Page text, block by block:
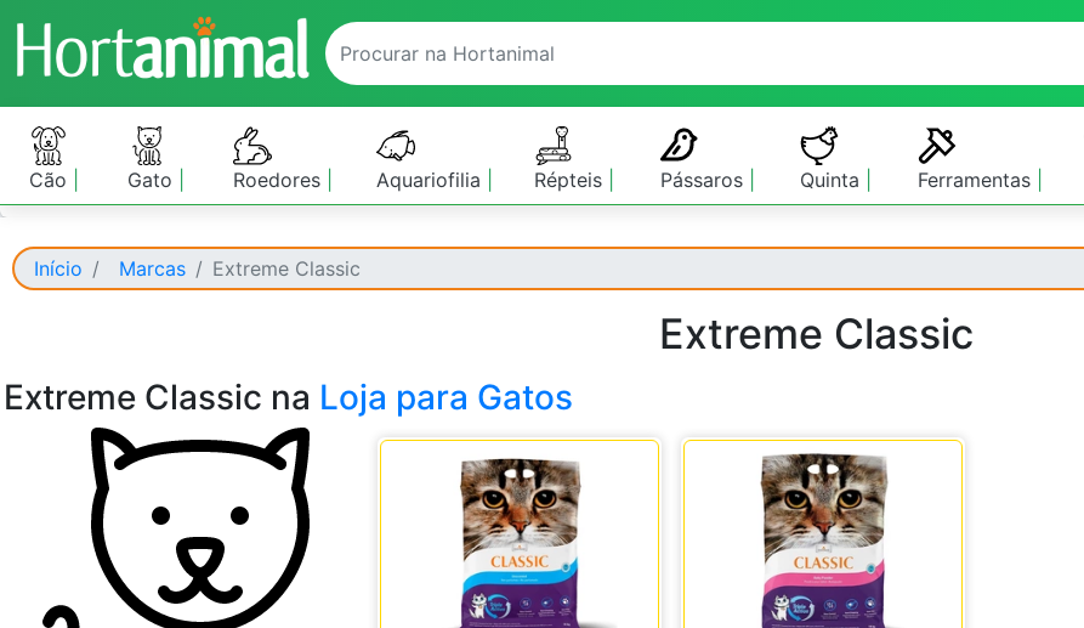
Cão Gato Roedores Aquariofilia Répteis Pássaros Quinta Ferramentas
Início Marcas Extreme Classic
Extreme Classic
Extreme Classic na Loja para Gatos